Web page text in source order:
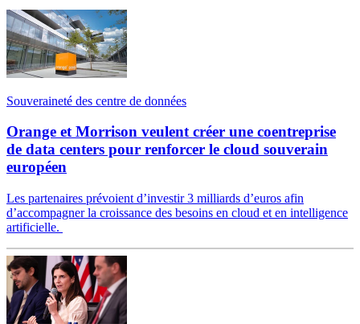
Souveraineté des centre de données
Orange et Morrison veulent créer une coentreprise
de data centers pour renforcer le cloud souverain
européen
Les partenaires prévoient d’investir 3 milliards d’euros afin
d’accompagner la croissance des besoins en cloud et en intelligence
artificielle.